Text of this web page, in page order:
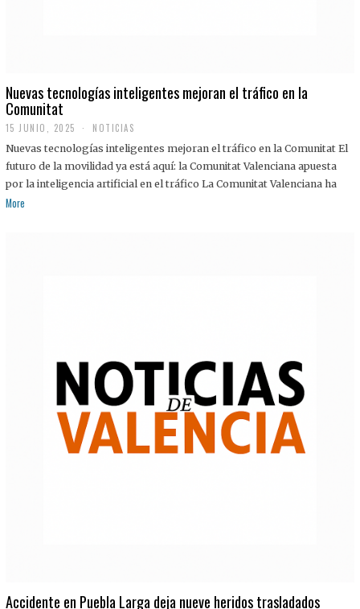
Nuevas tecnologías inteligentes mejoran el tráfico en la
Comunitat
15 JUNIO, 2025 NOTICIAS
Nuevas tecnologías inteligentes mejoran el tráfico en la Comunitat El
futuro de la movilidad ya está aquí: la Comunitat Valenciana apuesta
por la inteligencia artificial en el tráfico La Comunitat Valenciana ha
More
Accidente en Puebla Larga deja nueve heridos trasladados